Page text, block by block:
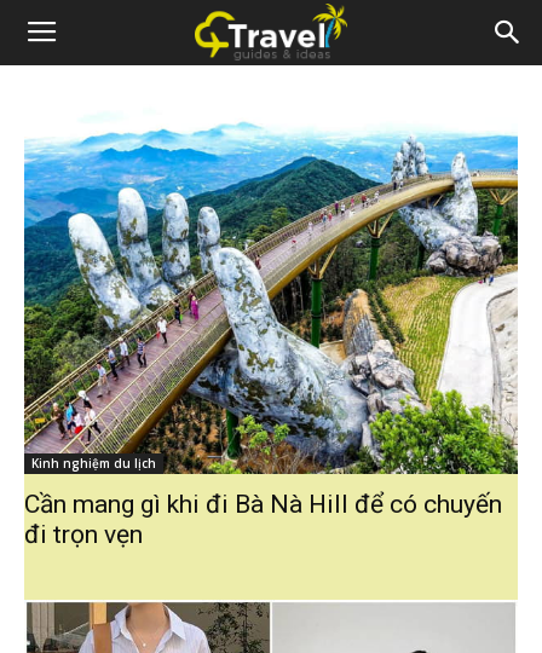
Kinh nghiệm du lịch
Cần mang gì khi đi Bà Nà Hill để có chuyến
đi trọn vẹn